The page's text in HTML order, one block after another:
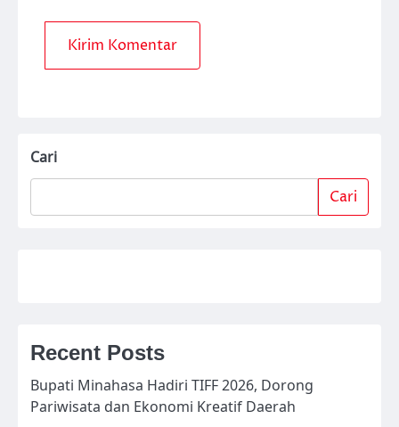
Cari
Cari
Recent Posts
Bupati Minahasa Hadiri TIFF 2026, Dorong
Pariwisata dan Ekonomi Kreatif Daerah